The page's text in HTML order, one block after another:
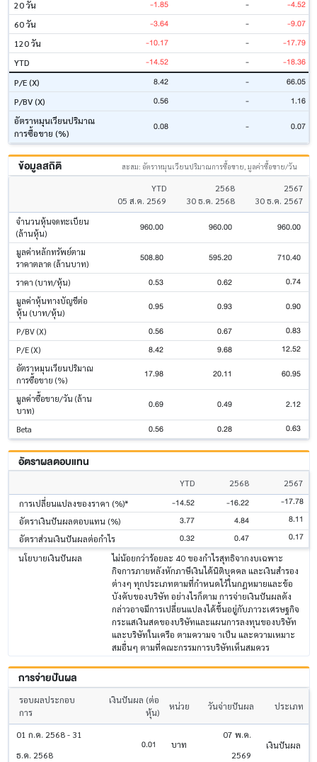
20 วัน -1.85 - -4.52
60 วัน -3.64 - -9.07
120 วัน -10.17 - -17.79
YTD -14.52 - -18.36
P/E (X) 8.42 - 66.05
P/BV (X) 0.56 - 1.16
อัตราหมุนเวียนปริมาณ
การซื้อขาย (%)
0.08 - 0.07
ข้อมูลสถิติ สะสม: อัตราหมุนเวียนปริมาณการซื้อขาย, มูลค่าซื้อขาย/วัน
YTD
05 ส.ค. 2569
2568
30 ธ.ค. 2568
2567
30 ธ.ค. 2567
จำนวนหุ้นจดทะเบียน
(ล้านหุ้น)
960.00 960.00 960.00
มูลค่าหลักทรัพย์ตาม
ราคาตลาด (ล้านบาท)
508.80 595.20 710.40
ราคา (บาท/หุ้น) 0.53 0.62 0.74
มูลค่าหุ้นทางบัญชีต่อ
หุ้น (บาท/หุ้น)
0.95 0.93 0.90
P/BV (X) 0.56 0.67 0.83
P/E (X) 8.42 9.68 12.52
อัตราหมุนเวียนปริมาณ
การซื้อขาย (%)
17.98 20.11 60.95
มูลค่าซื้อขาย/วัน (ล้าน
บาท)
0.69 0.49 2.12
Beta 0.56 0.28 0.63
อัตราผลตอบแทน
YTD 2568
2567
การเปลี่ยนแปลงของราคา (%)*
-14.52 -16.22 -17.78
อัตราเงินปันผลตอบแทน (%) 3.77 4.84 8.11
อัตราส่วนเงินปันผลต่อกำไร 0.32 0.47 0.17
นโยบายเงินปันผล
ไม่น้อยกว่าร้อยละ 40 ของกำไรสุทธิจากงบเฉพาะ
กิจการภายหลังหักภาษีเงินได้นิติบุคคล และเงินสำรอง
ต่างๆ ทุกประเภทตามที่กำหนดไว้ในกฎหมายและข้อ
บังคับของบริษัท อย่างไรก็ตาม การจ่ายเงินปันผลดัง
กล่าวอาจมีการเปลี่ยนแปลงได้ขึ้นอยู่กับภาวะเศรษฐกิจ
กระแสเงินสดของบริษัทและแผนการลงทุนของบริษัท
และบริษัทในเครือ ตามความจ าเป็น และความเหมาะ
สมอื่นๆ ตามที่คณะกรรมการบริษัทเห็นสมควร
การจ่ายปันผล
รอบผลประกอบ
การ
เงินปันผล (ต่อ
หุ้น)
หน่วย วันจ่ายปันผล ประเภท
01 ก.ค. 2568 - 31
ธ.ค. 2568
0.01 บาท
07 พ.ค.
2569
เงินปันผล